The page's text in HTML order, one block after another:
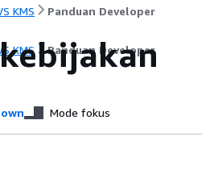
KMS Panduan Developer
KMS Panduan Developer
Mode fokus